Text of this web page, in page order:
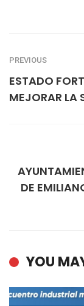
PREVIOUS
ESTADO
MEJORAR LA
DE
YOU